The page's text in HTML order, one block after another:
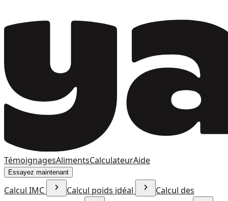
TémoignagesAlimentsCalculateurAide
Essayez maintenant
Calcul IMC Calcul poids idéal
Calcul des